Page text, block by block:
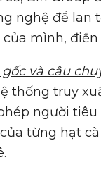
nghệ để lan
mình, điển
và câu
thống truy
người
từng hạt